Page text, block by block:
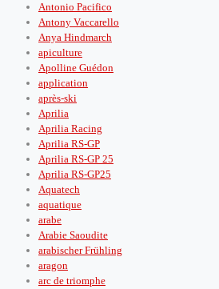
Antonio Pacifico
Antony Vaccarello
Anya Hindmarch
apiculture
Apolline Guédon
application
après‑ski
Aprilia
Aprilia Racing
Aprilia RS-GP
Aprilia RS-GP 25
Aprilia RS-GP25
Aquatech
aquatique
arabe
Arabie Saoudite
arabischer Frühling
aragon
arc de triomphe